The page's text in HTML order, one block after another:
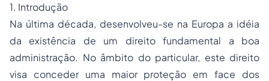
1. Introdução
Na última década, desenvolveu-se na Europa a idéia
da existência de um direito fundamental a boa
administração. No âmbito do particular, este direito
visa conceder uma maior proteção em face dos